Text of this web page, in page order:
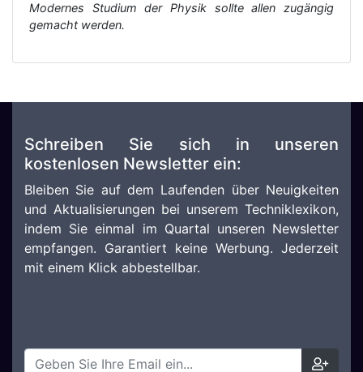
Modernes Studium der Physik sollte allen zugängig
gemacht werden.
Schreiben Sie sich in unseren
kostenlosen Newsletter ein:
Bleiben Sie auf dem Laufenden über Neuigkeiten
und Aktualisierungen bei unserem Techniklexikon,
indem Sie einmal im Quartal unseren Newsletter
empfangen. Garantiert keine Werbung. Jederzeit
mit einem Klick abbestellbar.